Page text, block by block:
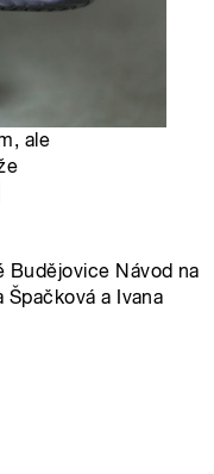
ale
Budějovice Návod na
a Ivana